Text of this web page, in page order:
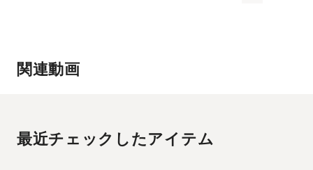
関連動画
最近チェックしたアイテム